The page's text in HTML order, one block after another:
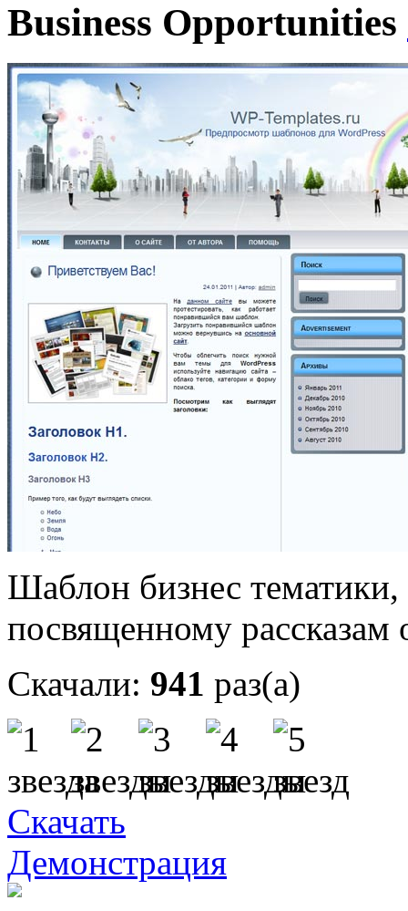
Business Opportunities
Шаблон бизнес тематики,
посвященному
Скачали: 941 раз(а)
Скачать
Демонстрация